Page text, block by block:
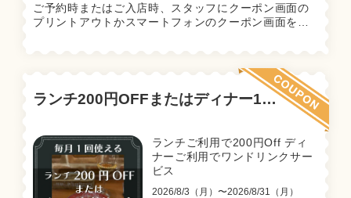
ご予約時またはご入店時、スタッフにクーポン画面の
プリントアウトかスマートフォンのクーポン画面をお
ランチ200円OFFまたはディナー1ドリンクサービスクーポン
ランチご利用で200円Off ディ
ナーご利用でワンドリンクサー
ビス
2026/8/3（月）〜2026/8/31（月）